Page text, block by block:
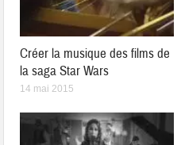
Créer la musique des films de
la saga Star Wars
14 mai 2015